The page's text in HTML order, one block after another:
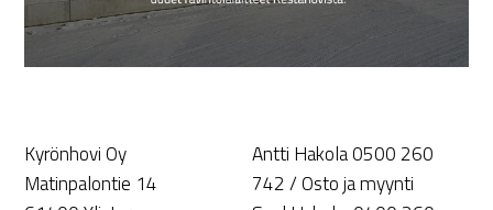
Kyrönhovi Oy
Matinpalontie 14
Antti Hakola 0500 260
742 / Osto ja myynti